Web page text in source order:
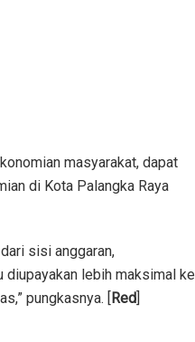
masyarakat, dapat
di Kota Palangka Raya
sisi anggaran,
diupayakan lebih maksimal ke
pungkasnya. [Red]